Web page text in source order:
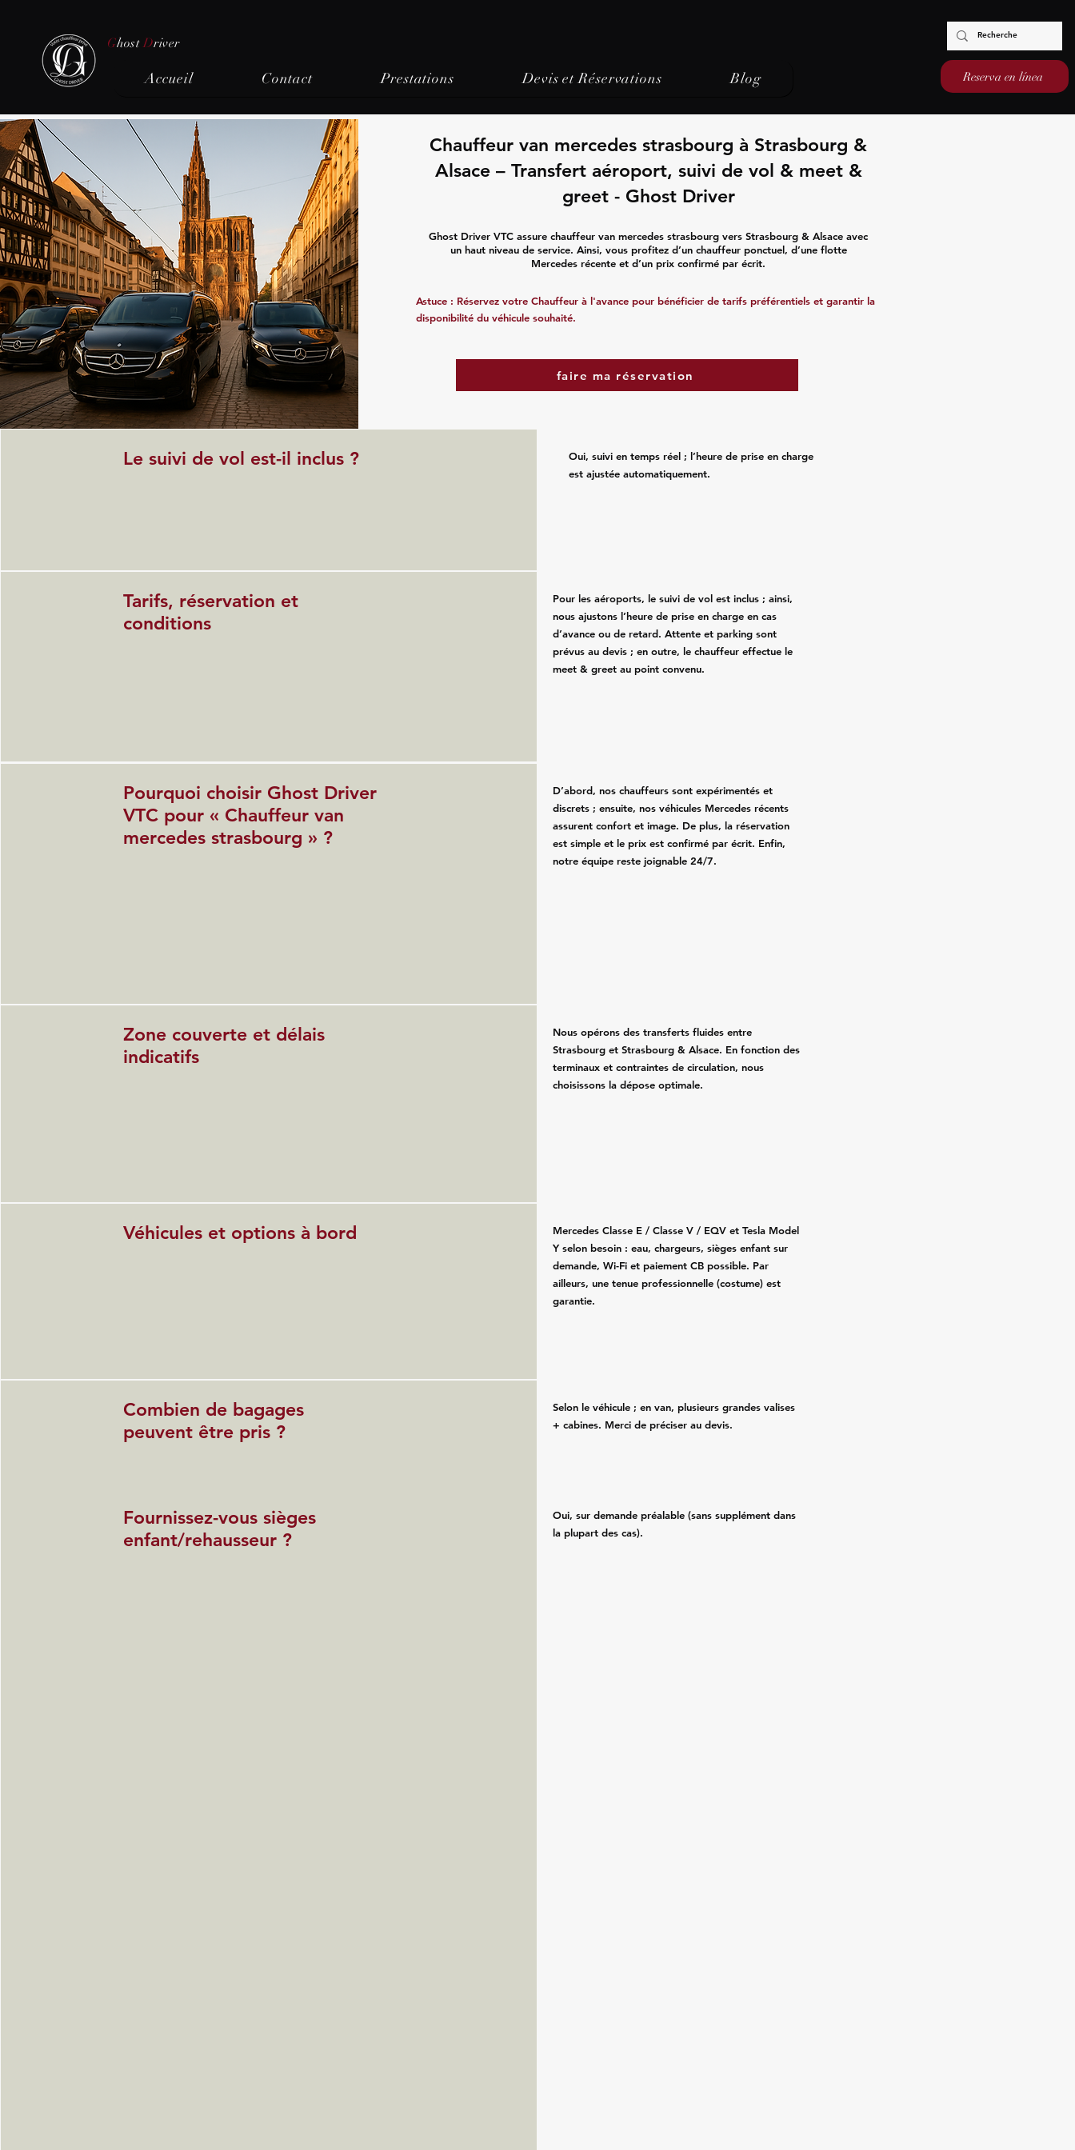
Ghost Driver
Accueil Contact Prestations Devis et Réservations Blog Reserva en línea
Chauffeur van mercedes strasbourg à Strasbourg &
Alsace – Transfert aéroport, suivi de vol & meet &
greet - Ghost Driver
Ghost Driver VTC assure chauffeur van mercedes strasbourg vers Strasbourg & Alsace avec
un haut niveau de service. Ainsi, vous profitez d’un chauffeur ponctuel, d’une flotte
Mercedes récente et d’un prix confirmé par écrit.
Astuce : Réservez votre Chauffeur à l'avance pour bénéficier de tarifs préférentiels et garantir la
disponibilité du véhicule souhaité.
faire ma réservation
Le suivi de vol est-il inclus ?
Oui, suivi en temps réel ; l’heure de prise en charge
est ajustée automatiquement.
Tarifs, réservation et
conditions
Pour les aéroports, le suivi de vol est inclus ; ainsi,
nous ajustons l’heure de prise en charge en cas
d’avance ou de retard. Attente et parking sont
prévus au devis ; en outre, le chauffeur effectue le
meet & greet au point convenu.
Pourquoi choisir Ghost Driver
VTC pour « Chauffeur van
mercedes strasbourg » ?
D’abord, nos chauffeurs sont expérimentés et
discrets ; ensuite, nos véhicules Mercedes récents
assurent confort et image. De plus, la réservation
est simple et le prix est confirmé par écrit. Enfin,
notre équipe reste joignable 24/7.
Zone couverte et délais
indicatifs
Nous opérons des transferts fluides entre
Strasbourg et Strasbourg & Alsace. En fonction des
terminaux et contraintes de circulation, nous
choisissons la dépose optimale.
Véhicules et options à bord
Mercedes Classe E / Classe V / EQV et Tesla Model
Y selon besoin : eau, chargeurs, sièges enfant sur
demande, Wi-Fi et paiement CB possible. Par
ailleurs, une tenue professionnelle (costume) est
garantie.
Combien de bagages
peuvent être pris ?
Selon le véhicule ; en van, plusieurs grandes valises
+ cabines. Merci de préciser au devis.
Fournissez-vous sièges
enfant/rehausseur ?
Oui, sur demande préalable (sans supplément dans
la plupart des cas).